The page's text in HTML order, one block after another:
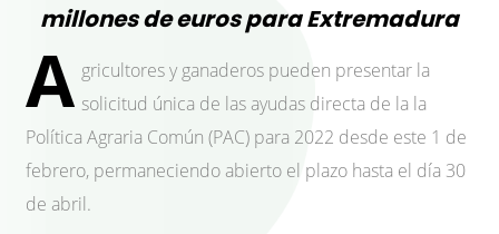
millones de euros para Extremadura
A gricultores y ganaderos pueden presentar la
solicitud única de las ayudas directa de la la
Política Agraria Común (PAC) para 2022 desde este 1 de
febrero, permaneciendo abierto el plazo hasta el día 30
de abril.